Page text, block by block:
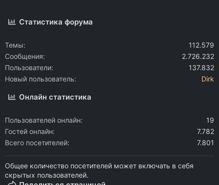
Статистика форума
Темы
112.579
Сообщения
2.726.232
Пользователи
137.832
Новый пользователь
Dirk
Онлайн статистика
Пользователей онлайн
19
Гостей онлайн
7.782
Всего посетителей
7.801
Общее количество посетителей может включать в себя
скрытых пользователей.